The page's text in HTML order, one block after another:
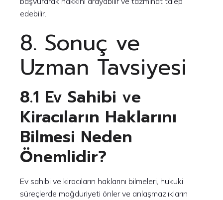
edebilir.
8. Sonuç ve
Uzman Tavsiyesi
8.1 Ev Sahibi ve
Kiracıların Haklarını
Bilmesi Neden
Önemlidir?
Ev sahibi ve kiracıların haklarını bilmeleri, hukuki
süreçlerde mağduriyeti önler ve anlaşmazlıkların